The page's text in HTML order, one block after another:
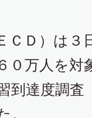
ＣＤ）は３
０万人を対
到達度調査
。